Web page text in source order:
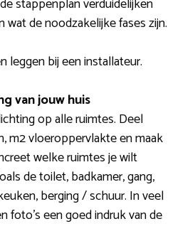
stappenplan verduidelijken
de noodzakelijke fases zijn.
leggen bij een installateur.
van jouw huis
op alle ruimtes. Deel
m2 vloeroppervlakte en maak
welke ruimtes je wilt
de toilet, badkamer, gang,
berging / schuur. In veel
foto’s een goed indruk van de